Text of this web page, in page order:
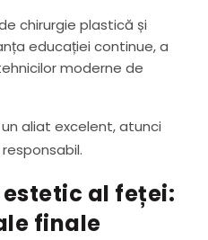
chirurgie plastică și
educației continue, a
moderne de
aliat excelent, atunci
al feței:
finale